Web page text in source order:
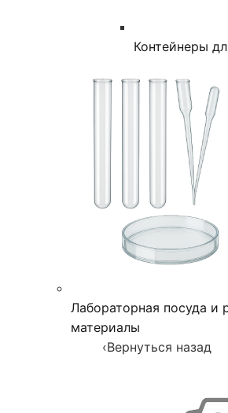
Контейнеры
Лабораторная посуда и
материалы
‹Вернуться назад